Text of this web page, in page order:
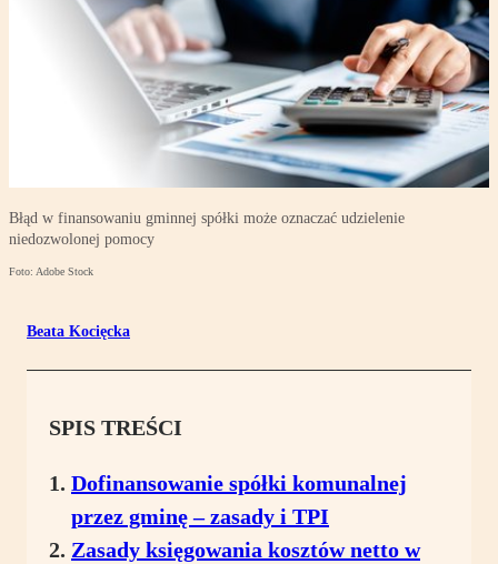
Błąd w finansowaniu gminnej spółki może oznaczać udzielenie
niedozwolonej pomocy
Foto: Adobe Stock
Beata Kocięcka
SPIS TREŚCI
Dofinansowanie spółki komunalnej
przez gminę – zasady i TPI
Zasady księgowania kosztów netto w